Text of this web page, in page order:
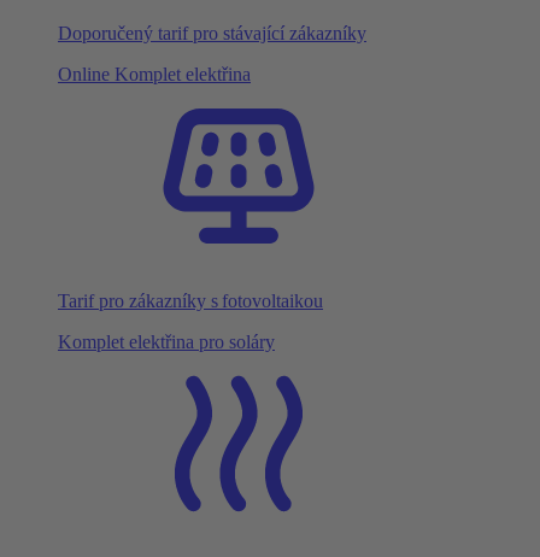
Doporučený tarif pro stávající zákazníky
Online Komplet elektřina
Tarif pro zákazníky s fotovoltaikou
Komplet elektřina pro soláry